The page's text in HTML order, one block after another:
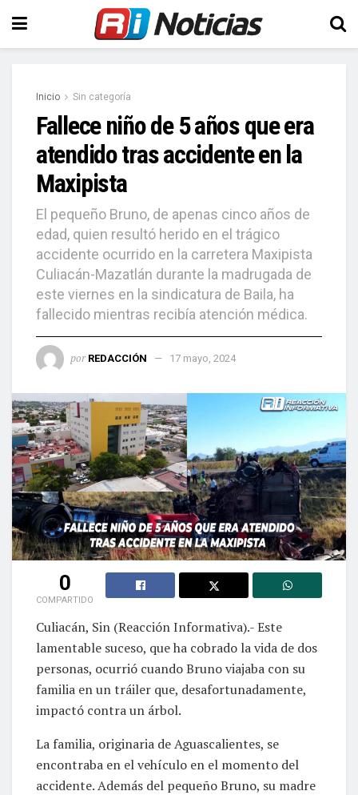
Inicio Sin categoría
Fallece niño de 5 años que era
atendido tras accidente en la
Maxipista
El pequeño Bruno, de apenas cinco años de
edad, quien resultó herido en el trágico
accidente ocurrido en la carretera Maxipista
Culiacán-Mazatlán durante la madrugada de
este viernes en la sindicatura de Baila, ha
fallecido mientras recibía atención médica.
por REDACCIÓN 17 mayo, 2024
0
COMPARTIDO
Culiacán, Sin (Reacción Informativa).- Este
lamentable suceso, que ha cobrado la vida de dos
personas, ocurrió cuando Bruno viajaba con su
familia en un tráiler que, desafortunadamente,
impactó contra un árbol.
La familia, originaria de Aguascalientes, se
encontraba en el vehículo en el momento del
accidente. Además del pequeño Bruno, su madre